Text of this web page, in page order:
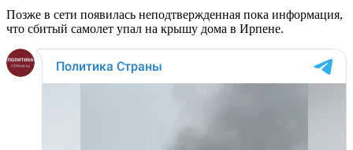
Позже в сети появилась неподтвержденная пока информация,
что сбитый самолет упал на крышу дома в Ирпене.